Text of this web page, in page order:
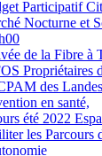
Participatif
Nocturne et
de la Fibre à
Propriétaires
des
en santé,
été 2022
les Parcours